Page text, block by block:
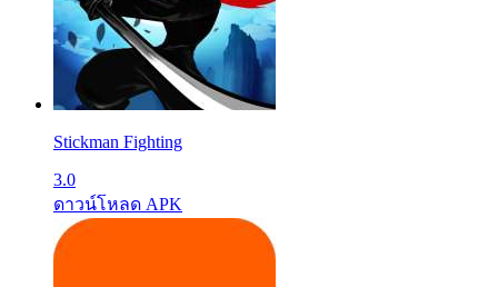
Stickman Fighting
3.0
ดาวน์โหลด APK